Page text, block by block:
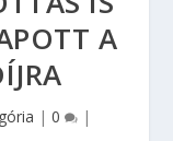
A
| 0 |